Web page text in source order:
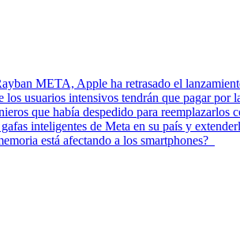
META, Apple ha retrasado el
los usuarios intensivos tendrán que pagar por
que había despedido para reemplazarlos
inteligentes de Meta en su país y
está afectando a los smartphones?